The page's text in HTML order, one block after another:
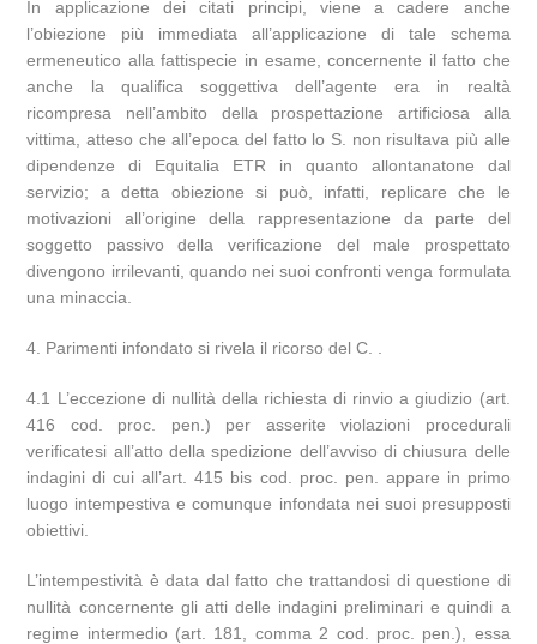
In applicazione dei citati principi, viene a cadere anche
l’obiezione più immediata all’applicazione di tale schema
ermeneutico alla fattispecie in esame, concernente il fatto che
anche la qualifica soggettiva dell’agente era in realtà
ricompresa nell’ambito della prospettazione artificiosa alla
vittima, atteso che all’epoca del fatto lo S. non risultava più alle
dipendenze di Equitalia ETR in quanto allontanatone dal
servizio; a detta obiezione si può, infatti, replicare che le
motivazioni all’origine della rappresentazione da parte del
soggetto passivo della verificazione del male prospettato
divengono irrilevanti, quando nei suoi confronti venga formulata
una minaccia.
4. Parimenti infondato si rivela il ricorso del C. .
4.1 L’eccezione di nullità della richiesta di rinvio a giudizio (art.
416 cod. proc. pen.) per asserite violazioni procedurali
verificatesi all’atto della spedizione dell’avviso di chiusura delle
indagini di cui all’art. 415 bis cod. proc. pen. appare in primo
luogo intempestiva e comunque infondata nei suoi presupposti
obiettivi.
L’intempestività è data dal fatto che trattandosi di questione di
nullità concernente gli atti delle indagini preliminari e quindi a
regime intermedio (art. 181, comma 2 cod. proc. pen.), essa